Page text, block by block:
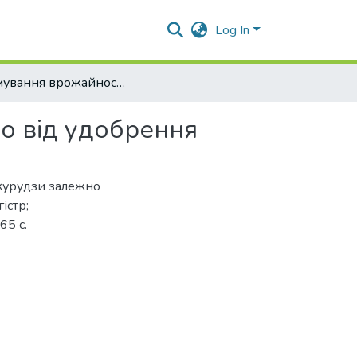
Log In
Формування врожайності зерна кукурудзи залежно від удобрення
від удобрення
залежно
с.